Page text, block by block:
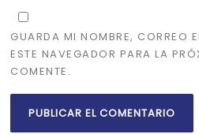
GUARDA MI NOMBRE, CORREO
ESTE NAVEGADOR PARA LA
COMENTE.